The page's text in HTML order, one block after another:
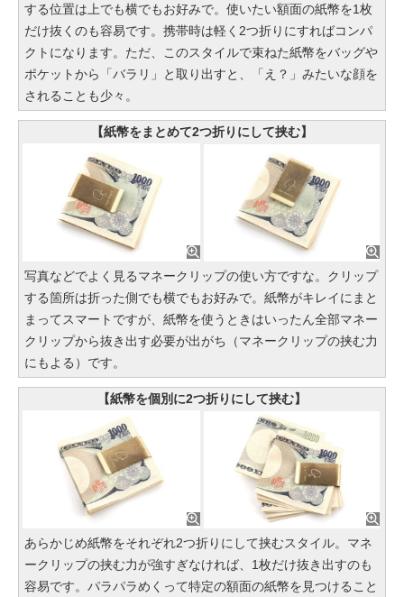
する位置は上でも横でもお好みで。使いたい額面の紙幣を1枚
だけ抜くのも容易です。携帯時は軽く2つ折りにすればコンパ
クトになります。ただ、このスタイルで束ねた紙幣をバッグや
ポケットから「バラリ」と取り出すと、「え？」みたいな顔を
されることも少々。
【紙幣をまとめて2つ折りにして挟む】
写真などでよく見るマネークリップの使い方ですな。クリップ
する箇所は折った側でも横でもお好みで。紙幣がキレイにまと
まってスマートですが、紙幣を使うときはいったん全部マネー
クリップから抜き出す必要が出がち（マネークリップの挟む力
にもよる）です。
【紙幣を個別に2つ折りにして挟む】
あらかじめ紙幣をそれぞれ2つ折りにして挟むスタイル。マネ
ークリップの挟む力が強すぎなければ、1枚だけ抜き出すのも
容易です。パラパラめくって特定の額面の紙幣を見つけること